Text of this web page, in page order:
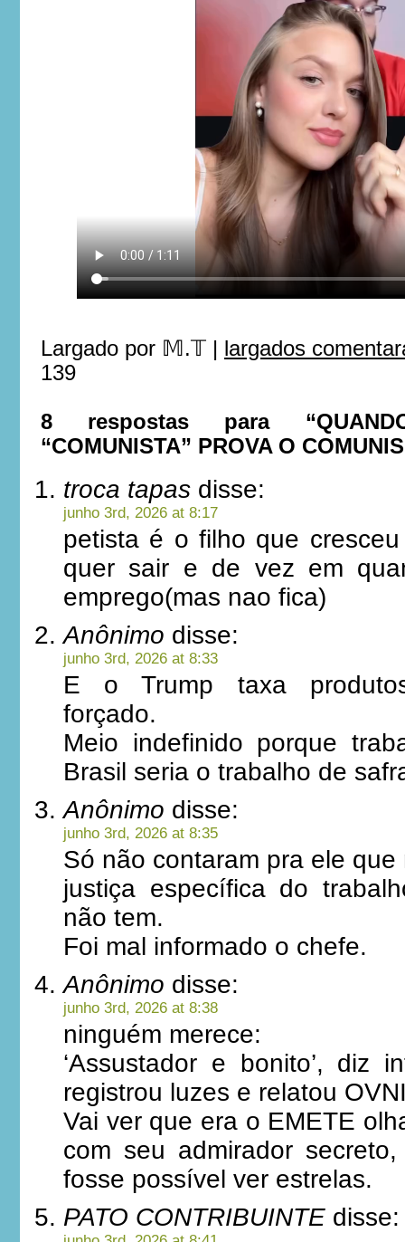
Largado por 𝕄.𝕋 | largados
139
8 respostas para
“COMUNISTA” PROVA O
troca tapas disse:
junho 3rd, 2026 at 8:17
petista é o filho que
quer sair e de vez em
emprego(mas nao fica)
Anônimo disse:
junho 3rd, 2026 at 8:33
E o Trump taxa
forçado.
Meio indefinido porque
Brasil seria o trabalho de
Anônimo disse:
junho 3rd, 2026 at 8:35
Só não contaram pra ele que
justiça específica do
não tem.
Foi mal informado o chefe.
Anônimo disse:
junho 3rd, 2026 at 8:38
ninguém merece:
‘Assustador e bonito’, diz
registrou luzes e relatou
Vai ver que era o EMETE
com seu admirador
fosse possível ver estrelas.
PATO CONTRIBUINTE disse: